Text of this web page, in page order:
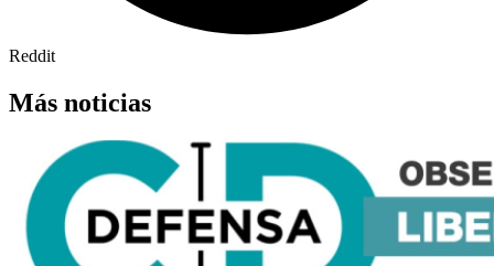
Reddit
Más noticias